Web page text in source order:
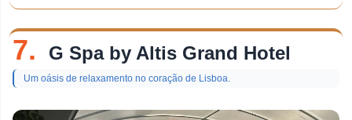
7. G Spa by Altis Grand Hotel
Um oásis de relaxamento no coração de Lisboa.